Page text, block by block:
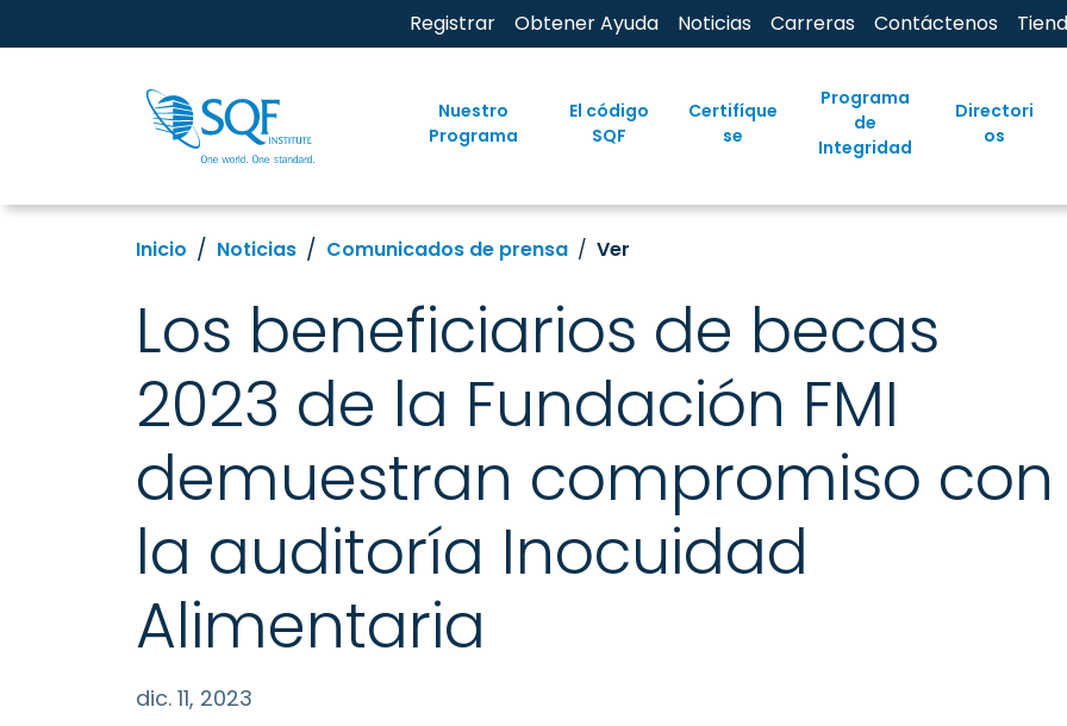
Registrar Obtener Ayuda Noticias Carreras Contáctenos
Nuestro
Programa
El código
SQF
Certifíque
se
Programa
de
Integridad
Directori
os
Inicio Noticias Comunicados de prensa Ver
Los beneficiarios de becas
2023 de la Fundación FMI
demuestran compromiso con
la auditoría Inocuidad
Alimentaria
dic. 11, 2023